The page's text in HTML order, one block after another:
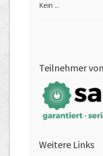
Kein ...
Teilnehmer von
Weitere Links